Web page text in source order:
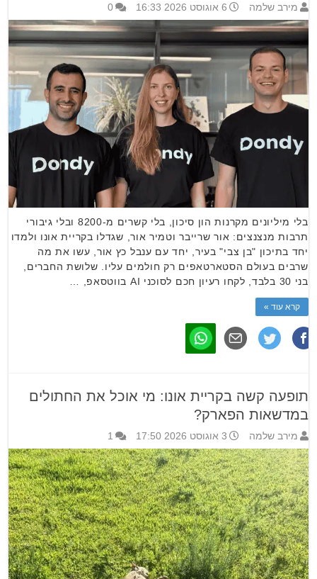
מירב שלמה 6 אוגוסט 2026 16:33 0
בלי מיליונים מקרנות הון סיכון, בלי קשרים מ-8200 ובלי גיבורי
תרבות מנצנצים: אור שרייבר וטמיר אור, שגדלו בקריית אונו ולמדו
יחד בתיכון "בן צבי" בעיר, יחד עם ענבל כץ אור, עשו את מה
שרבים בעולם הסטארטאפים רק חולמים עליו. שלושת החברים,
בני 30 בלבד, לקחו רעיון חכם לסוכני AI בווטסאפ, …
קרא עוד »
תופעה קשה בקריית אונו: מי אוכל את החתולים
במדשאות הפארק?
מירב שלמה 3 אוגוסט 2026 17:50 1